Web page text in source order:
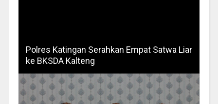
Polres Katingan Serahkan Empat Satwa Liar
ke BKSDA Kalteng